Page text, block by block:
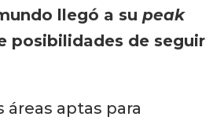
llegó a su peak
posibilidades de seguir
áreas aptas para